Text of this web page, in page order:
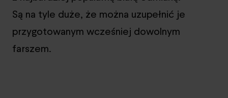
Są na tyle duże, że można uzupełnić je
przygotowanym wcześniej dowolnym
farszem.